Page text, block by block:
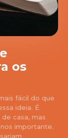
os
fácil do que
ideia. É
casa, mas
importante.